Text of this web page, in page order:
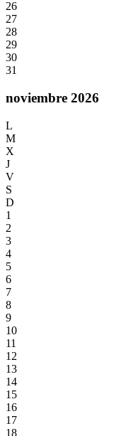
26
27
28
29
30
31
noviembre 2026
L
M
X
J
V
S
D
1
2
3
4
5
6
7
8
9
10
11
12
13
14
15
16
17
18